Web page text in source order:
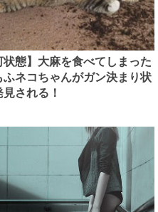
状態】大麻を食べてしまった
ふネコちゃんがガン決まり状
される！